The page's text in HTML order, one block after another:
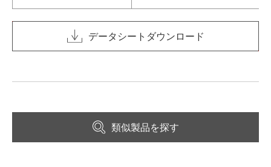
データシートダウンロード
類似製品を探す